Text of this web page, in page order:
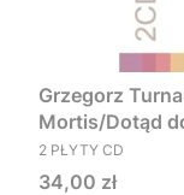
Grzegorz
Mortis/Dotąd
PRODUCENT
2 PŁYTY CD
Cena
34,00 zł